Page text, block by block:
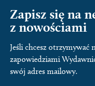
Zapisz się na
z nowościami
Jeśli chcesz otrzymywać
zapowiedziami
swój adres mailowy.